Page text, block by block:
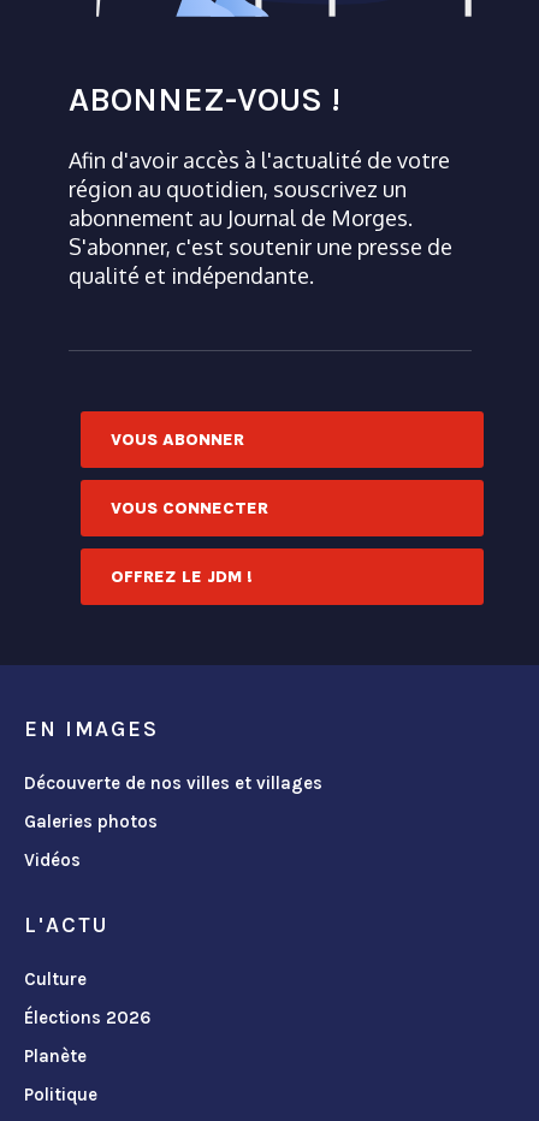
ABONNEZ-VOUS !
Afin d'avoir accès à l'actualité de votre
région au quotidien, souscrivez un
abonnement au Journal de Morges.
S'abonner, c'est soutenir une presse de
qualité et indépendante.
VOUS ABONNER
VOUS CONNECTER
OFFREZ LE JDM !
EN IMAGES
Découverte de nos villes et villages
Galeries photos
Vidéos
L'ACTU
Culture
Élections 2026
Planète
Politique